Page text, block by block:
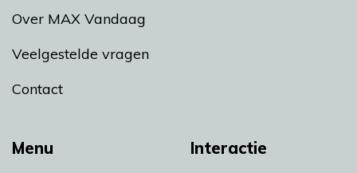
Menu Interactie
Over MAX Vandaag
Veelgestelde vragen
Contact